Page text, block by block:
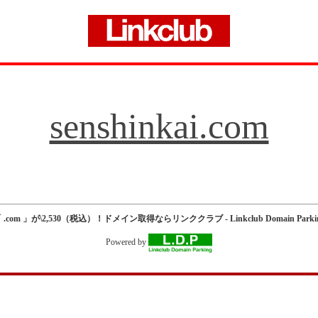
senshinkai.com
.com 」が\2,530（税込）！ドメイン取得ならリンククラブ - Linkclub Domain
Powered by